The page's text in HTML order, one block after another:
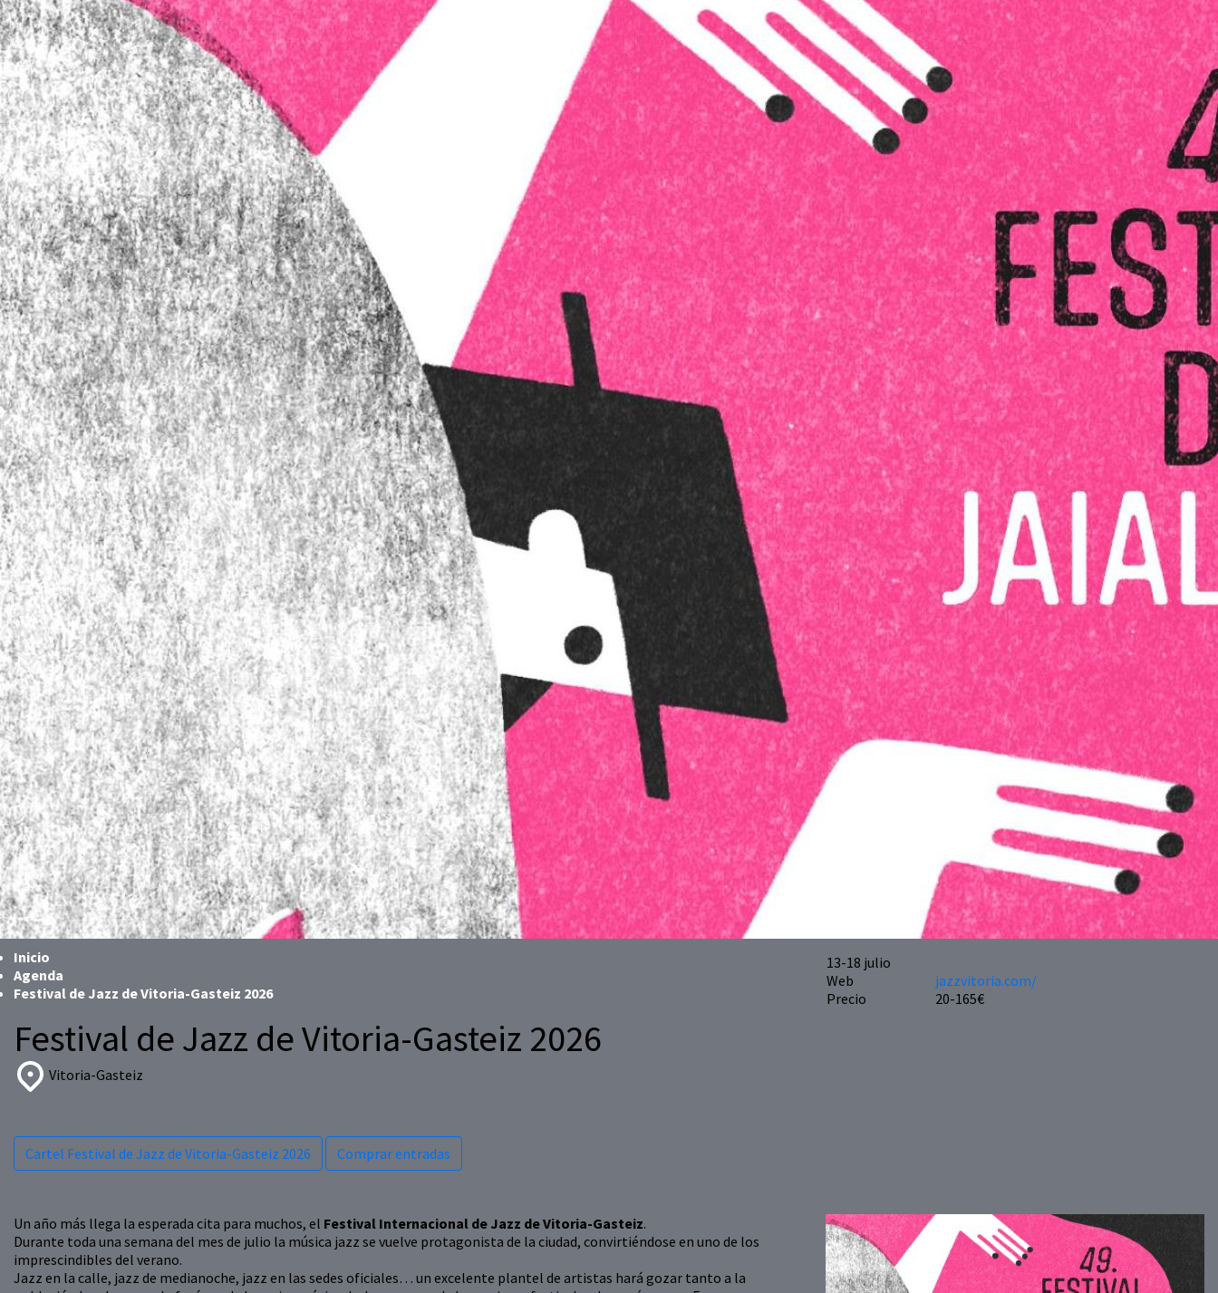
Inicio
Agenda
Festival de Jazz de Vitoria-Gasteiz 2026
Festival de Jazz de Vitoria-Gasteiz 2026
Vitoria-Gasteiz
13-18 julio
Web
jazzvitoria.com/
Precio
20-165€
Cartel Festival de Jazz de Vitoria-Gasteiz 2026 Comprar entradas
Un año más llega la esperada cita para muchos, el Festival Internacional de Jazz de Vitoria-Gasteiz.
Durante toda una semana del mes de julio la música jazz se vuelve protagonista de la ciudad, convirtiéndose en uno de los
imprescindibles del verano.
Jazz en la calle, jazz de medianoche, jazz en las sedes oficiales… un excelente plantel de artistas hará gozar tanto a la